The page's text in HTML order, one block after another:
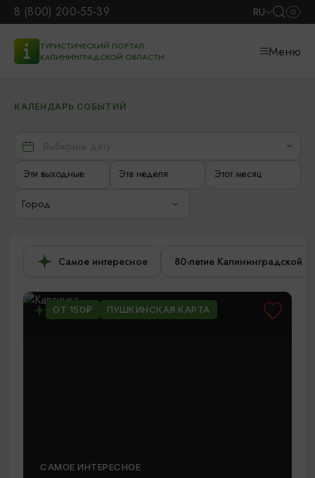
8 (800) 200-55-39 RU
ТУРИСТИЧЕСКИЙ ПОРТАЛ
КАЛИНИНГРАДСКОЙ ОБЛАСТИ
Меню
КАЛЕНДАРЬ СОБЫТИЙ
Эти выходные Эта неделя Этот месяц
Город
Самое интересное 80-летие Калининградской
ОТ 150₽ ПУШКИНСКАЯ КАРТА
САМОЕ ИНТЕРЕСНОЕ